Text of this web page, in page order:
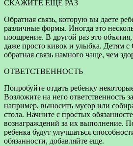
СКАЖИТЕ ЕЩЕ РАЗ
Обратная связь, которую вы даете
различные формы. Иногда это
поощрение. В другой раз это
даже просто кивок и улыбка. Детям
обратная связь намного чаще, чем
ОТВЕТСТВЕННОСТЬ
Попробуйте отдать ребенку
Возложите на него ответственность
например, выносить мусор или
стола. Начните с простых
вознаграждений за их выполнение.
ребенка будут улучшаться
обязанности, добавляйте еще.